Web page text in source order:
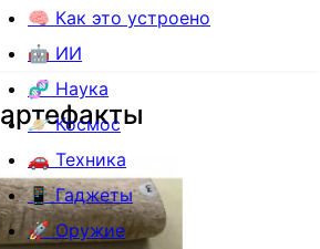
🧠 Как это устроено
🤖 ИИ
🧬 Наука
🪐 Космос
🚗 Техника
📱 Гаджеты
🚀 Оружие
артефакты